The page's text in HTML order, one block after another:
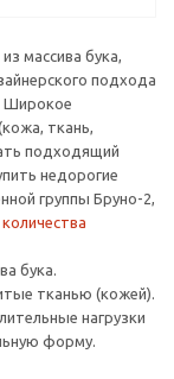
массива бука,
подхода
Широкое
ткань,
подходящий
недорогие
группы Бруно-2,
бука.
тканью (кожей).
нагрузки
форму.